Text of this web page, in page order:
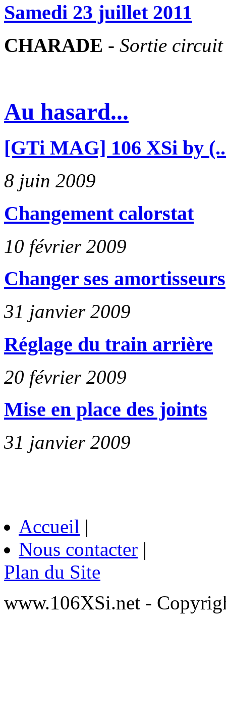
Samedi 23 juillet 2011
CHARADE - Sortie circuit
Au hasard...
[GTi MAG] 106 XSi by
8 juin 2009
Changement calorstat
10 février 2009
Changer ses amortisseurs
31 janvier 2009
Réglage du train arrière
20 février 2009
Mise en place des joints
31 janvier 2009
Accueil |
Nous contacter |
Plan du Site
www.106XSi.net -